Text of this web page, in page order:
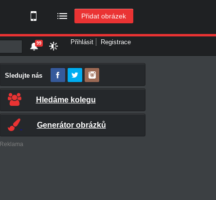
Přidat obrázek
Přihlásit Registrace
99
Sledujte nás
Hledáme kolegu
Generátor obrázků
Reklama